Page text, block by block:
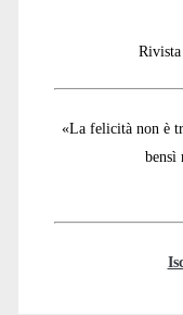
«La felicità non è
bensì